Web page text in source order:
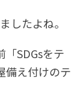
したよね。
SDGsをテ
備え付けのテ